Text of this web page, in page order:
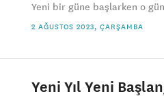
Yeni bir güne başlarken o
2 AĞUSTOS 2023, ÇARŞAMBA
Yeni Yıl Yeni